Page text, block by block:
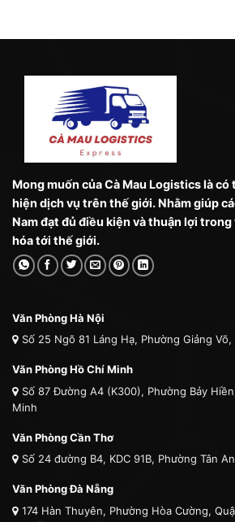
Mong muốn của Cà Mau Logistics là
hiện dịch vụ trên thế giới. Nhằm giúp
Nam đạt đủ điều kiện và thuận lợi
hóa tới thế giới.
Văn Phòng Hà Nội
Số 25 Ngõ 81 Láng Hạ, Phường Giảng
Văn Phòng Hồ Chí Minh
Số 87 Đường A4 (K300), Phường Bảy
Minh
Văn Phòng Cần Thơ
Số 24 đường B4, KDC 91B, Phường Tân
Văn Phòng Đà Nẵng
174 Hàn Thuyên, Phường Hòa Cường,